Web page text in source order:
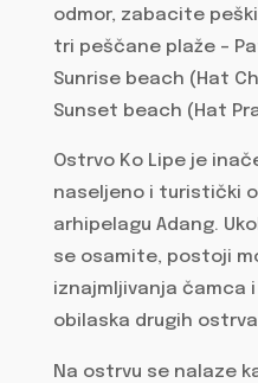
odmor, zabacite
tri peščane plaže –
Sunrise beach (Hat
Sunset beach (Hat
Ostrvo Ko Lipe je
naseljeno i turistički
arhipelagu Adang.
se osamite, postoji
iznajmljivanja čamca
obilaska drugih
Na ostrvu se nalaze